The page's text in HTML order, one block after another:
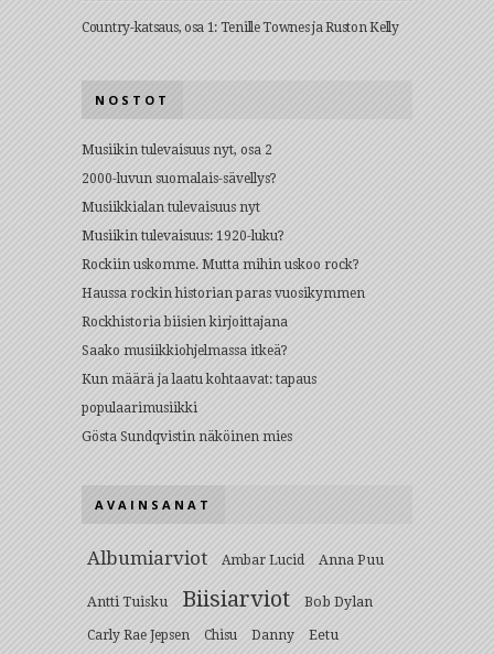
Country-katsaus, osa 1: Tenille Townes ja Ruston Kelly
NOSTOT
Musiikin tulevaisuus nyt, osa 2
2000-luvun suomalais-sävellys?
Musiikkialan tulevaisuus nyt
Musiikin tulevaisuus: 1920-luku?
Rockiin uskomme. Mutta mihin uskoo rock?
Haussa rockin historian paras vuosikymmen
Rockhistoria biisien kirjoittajana
Saako musiikkiohjelmassa itkeä?
Kun määrä ja laatu kohtaavat: tapaus
populaarimusiikki
Gösta Sundqvistin näköinen mies
AVAINSANAT
Albumiarviot Ambar Lucid Anna Puu
Antti Tuisku Biisiarviot Bob Dylan
Carly Rae Jepsen Chisu Danny Eetu